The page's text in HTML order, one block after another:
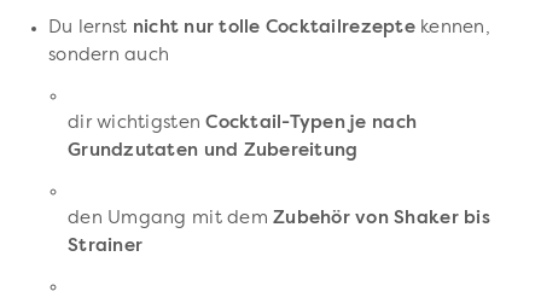
Du lernst nicht nur tolle Cocktailrezeptekennen,
sondern auch
dir wichtigstenCocktail-Typen je nach
Grundzutaten und Zubereitung
den Umgang mit demZubehör von Shaker bis
Strainer